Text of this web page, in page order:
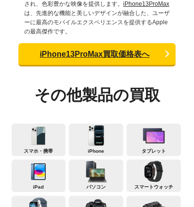
され、色彩豊かな映像を提供します。 iPhone13ProMax
は、先進的な機能と美しいデザインが融合した、ユーザ
ーに最高のモバイルエクスペリエンスを提供するApple
の最高傑作です。
iPhone13ProMax買取価格表へ
その他製品の買取
スマホ・携帯 iPhone タブレット
iPad パソコン スマートウォッチ